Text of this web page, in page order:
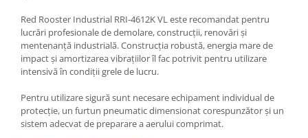
Red Rooster Industrial RRI-4612K VL este recomandat pentru
lucrări profesionale de demolare, construcții, renovări și
mentenanță industrială. Construcția robustă, energia mare de
impact și amortizarea vibrațiilor îl fac potrivit pentru utilizare
intensivă în condiții grele de lucru.
Pentru utilizare sigură sunt necesare echipament individual de
protecție, un furtun pneumatic dimensionat corespunzător și un
sistem adecvat de preparare a aerului comprimat.